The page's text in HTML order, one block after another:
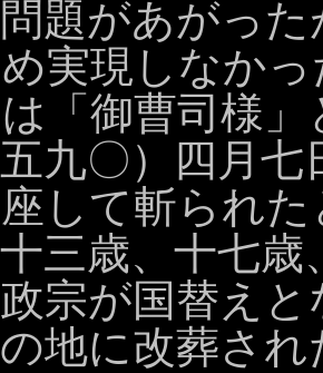
題があがっ
実現しなか
「御曹司様
五九〇）四月
して斬られ
三歳、十七
宗が国替え
地に改葬され